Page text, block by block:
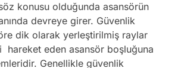
konusu olduğunda asansörün
devreye girer. Güvenlik
dik olarak yerleştirilmiş raylar
hareket eden asansör boşluğuna
Genellikle güvenlik